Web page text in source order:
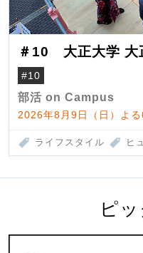
＃10 大正大学 大
#10
部活 on Campus
2026年8月9日（日）よ
ライフスタイル ヒ
ピ